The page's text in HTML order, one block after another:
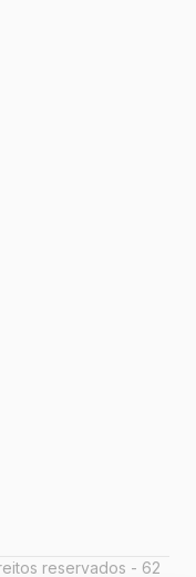
reservados - 62